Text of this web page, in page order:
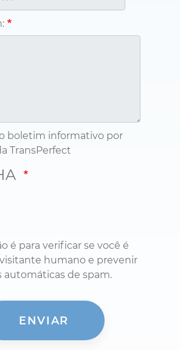
TransPerfect
humano e prevenir
automáticas de spam.
você concorda com a política de